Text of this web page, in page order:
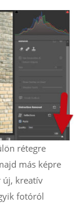
rétegre
más képre
új, kreatív
fotóról